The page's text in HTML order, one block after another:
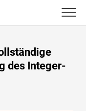
des Integer-